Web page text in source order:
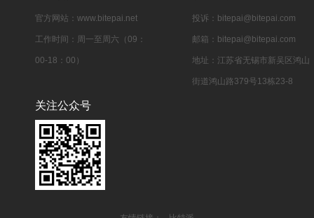
官方网站：www.bitepai.net
工作时间：周一至周六（09：
00-18：00）
投诉： bitepai@bitepai.com
邮箱： bitepai@bitepai.com
地址：江苏省无锡市新吴区鸿山
街道鸿山路379号13栋23‑8
关注公众号